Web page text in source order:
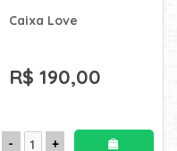
Caixa Love
R$ 190,00